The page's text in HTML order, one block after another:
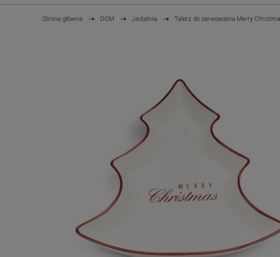
Strona główna DOM Jadalnia Talerz do serwowania Merry